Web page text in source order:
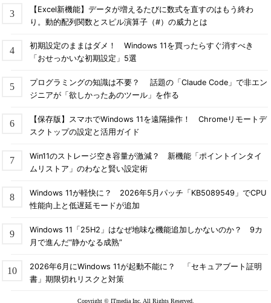
USB PDのPDPと出力電圧のパターン
（PDP）と出力電圧のパターンを1つに固定し、ユーザーがP
DPのみに着目して選択を行えるようにしてある。
修正しました（2018/12/15）
例えば、A社のPCに付属していたUSB PD電源が60Wであれ
ば、同じく60WのUSB PD電源を利用するB社のPCでも利用可能
なワット数の電源アダプターで置き換えることも問題がない
（45Wの電源アダプターが付属するPCを、別の60Wの電源アダ
プターで充電してもよい）。
【Excel新機能】データが増えるたびに数式を直すのはもう終わ
り。動的配列関数とスピル演算子（#）の威力とは
初期設定のままはダメ！ Windows 11を買ったらすぐ消すべき
「おせっかいな初期設定」5選
プログラミングの知識は不要？ 話題の「Claude Code」で非エン
ジニアが「欲しかったあのツール」を作る
【保存版】スマホでWindows 11を遠隔操作！ Chromeリモートデ
スクトップの設定と活用ガイド
Win11のストレージ空き容量が激減？ 新機能「ポイントインタイ
ムリストア」のわなと賢い設定術
Windows 11が軽快に？ 2026年5月パッチ「KB5089549」でCPU
性能向上と低遅延モードが追加
Windows 11「25H2」はなぜ地味な機能追加しかないのか？ 9カ
月で進んだ“静かなる成熟”
2026年6月にWindows 11が起動不能に？ 「セキュアブート証明
書」期限切れリスクと対策
Copyright © ITmedia Inc. All Rights Reserved.